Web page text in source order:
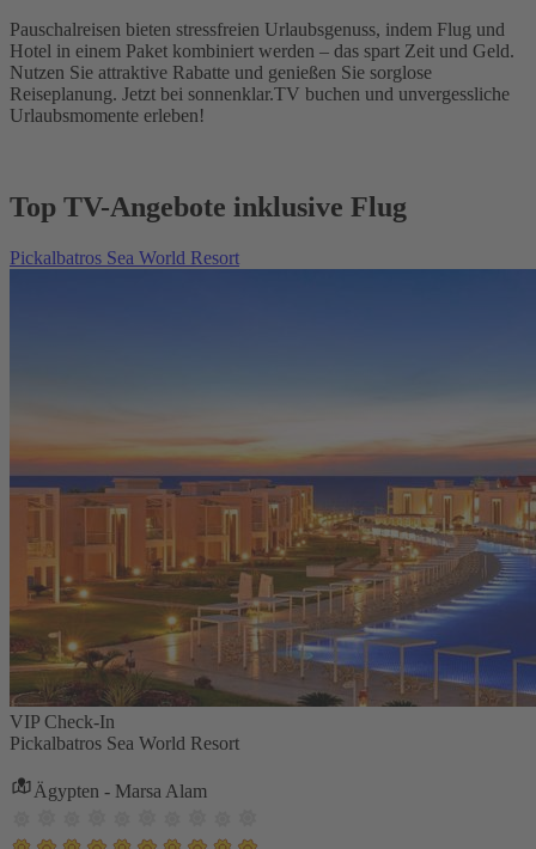
Pauschalreisen bieten stressfreien Urlaubsgenuss, indem Flug und
Hotel in einem Paket kombiniert werden – das spart Zeit und Geld.
Nutzen Sie attraktive Rabatte und genießen Sie sorglose
Reiseplanung. Jetzt bei sonnenklar.TV buchen und unvergessliche
Urlaubsmomente erleben!
Top TV-Angebote inklusive Flug
Pickalbatros Sea World Resort
VIP Check-In
Pickalbatros Sea World Resort
Ägypten - Marsa Alam